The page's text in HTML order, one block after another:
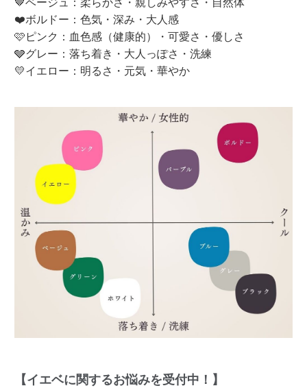
🤎ベージュ：柔らかさ・親しみやすさ・自然体
❤️ボルドー：色気・深み・大人感
🩷ピンク：血色感（健康的）・可愛さ・優しさ
🩶グレー：落ち着き・大人っぽさ・洗練
💛イエロー：明るさ・元気・華やか
【イエベに関するお悩みを受付中！】